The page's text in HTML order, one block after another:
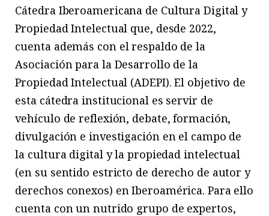
Cátedra Iberoamericana de Cultura Digital y
Propiedad Intelectual que, desde 2022,
cuenta además con el respaldo de la
Asociación para la Desarrollo de la
Propiedad Intelectual (ADEPI). El objetivo de
esta cátedra institucional es servir de
vehículo de reflexión, debate, formación,
divulgación e investigación en el campo de
la cultura digital y la propiedad intelectual
(en su sentido estricto de derecho de autor y
derechos conexos) en Iberoamérica. Para ello
cuenta con un nutrido grupo de expertos,